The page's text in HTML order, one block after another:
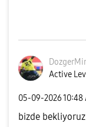
Active
‎05-09-202610:48
bizde